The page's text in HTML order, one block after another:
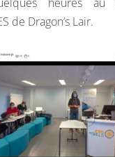
T
E
S
D
U
de Dragon’s Lair.